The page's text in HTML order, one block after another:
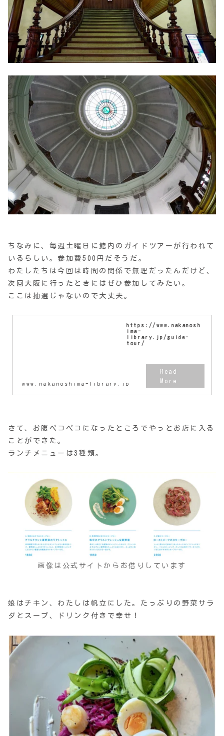
ちなみに、毎週土曜日に館内のガイドツアーが行われて
いるらしい。参加費500円だそうだ。
わたしたちは今回は時間の関係で無理だったんだけど、
次回大阪に行ったときにはぜひ参加してみたい。
ここは抽選じゃないので大丈夫。
https://www.nakanosh
ima-
library.jp/guide-
tour/
www.nakanoshima-library.jp
さて、お腹ペコペコになったところでやっとお店に入る
ことができた。
ランチメニューは3種類。
画像は公式サイトからお借りしています
娘はチキン、わたしは帆立にした。たっぷりの野菜サラ
ダとスープ、ドリンク付きで幸せ！